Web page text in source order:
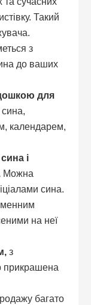
Такий
з
до ваших
для
сина,
календарем,
і
Можна
сина.
на неї
з
прикрашена
багато